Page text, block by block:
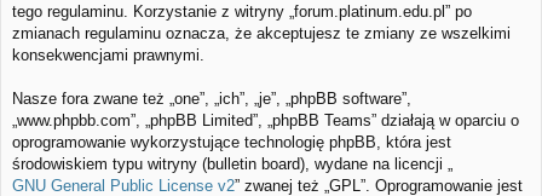
tego regulaminu. Korzystanie z witryny „forum.platinum.edu.pl” po
zmianach regulaminu oznacza, że akceptujesz te zmiany ze wszelkimi
konsekwencjami prawnymi.
Nasze fora zwane też „one”, „ich”, „je”, „phpBB software”,
„www.phpbb.com”, „phpBB Limited”, „phpBB Teams” działają w oparciu o
oprogramowanie wykorzystujące technologię phpBB, która jest
środowiskiem typu witryny (bulletin board), wydane na licencji „
GNU General Public License v2” zwanej też „GPL”. Oprogramowanie jest